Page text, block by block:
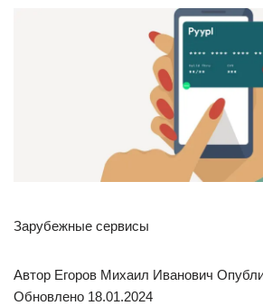
Зарубежные сервисы
Автор Егоров Михаил Иванович
Обновлено 18.01.2024